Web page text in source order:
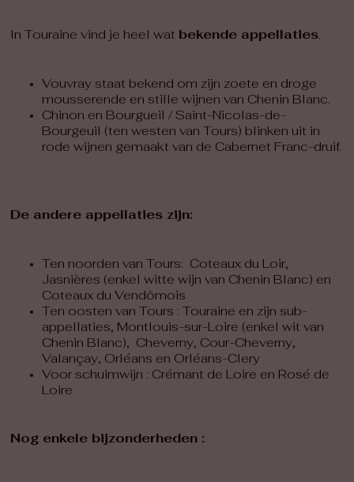
In Touraine vind je heel wat bekende appellaties.
Vouvray staat bekend om zijn zoete en droge
mousserende en stille wijnen van Chenin Blanc.
Chinon en Bourgueil / Saint-Nicolas-de-
Bourgeuil (ten westen van Tours) blinken uit in
rode wijnen gemaakt van de Cabernet Franc-druif.
De andere appellaties zijn:
Ten noorden van Tours: Coteaux du Loir,
Jasnières (enkel witte wijn van Chenin Blanc) en
Coteaux du Vendômois
Ten oosten van Tours : Touraine en zijn sub-
appellaties, Montlouis-sur-Loire (enkel wit van
Chenin Blanc), Cheverny, Cour-Cheverny,
Valançay, Orléans en Orléans-Clery
Voor schuimwijn : Crémant de Loire en Rosé de
Loire
Nog enkele bijzonderheden :